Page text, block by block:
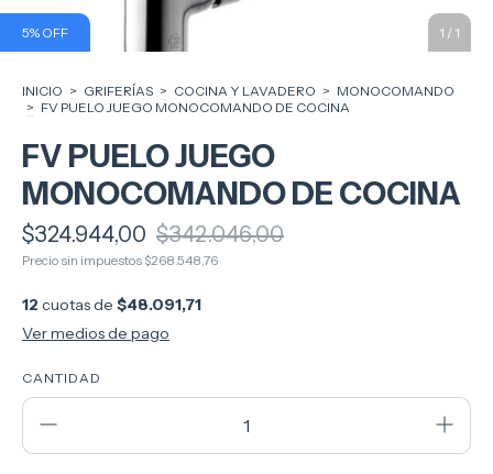
5% OFF 1 / 1
INICIO > GRIFERÍAS > COCINA Y LAVADERO > MONOCOMANDO
> FV PUELO JUEGO MONOCOMANDO DE COCINA
FV PUELO JUEGO
MONOCOMANDO DE COCINA
$324.944,00 $342.046,00
Precio sin impuestos $268.548,76
12 cuotas de $48.091,71
Ver medios de pago
CANTIDAD